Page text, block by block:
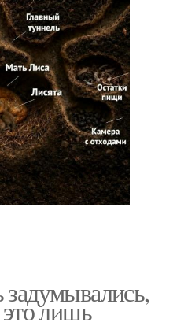
лишь